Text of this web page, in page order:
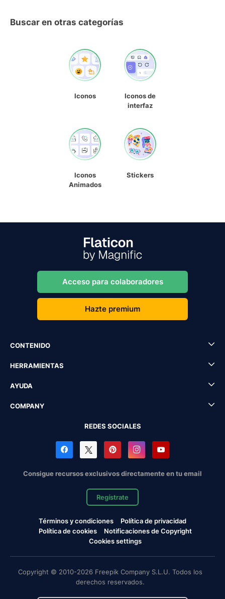
Buscar en otras categorías
Iconos
Iconos de
interfaz
Iconos
Animados
Stickers
Acceso para colaboradores
Hazte premium
CONTENIDO
HERRAMIENTAS
AYUDA
COMPANY
REDES SOCIALES
Consigue recursos exclusivos directamente en tu email
Regístrate
Términos y condiciones
Política de privacidad
Política de cookies
Notificaciones de Copyright
Cookies settings
Copyright © 2010-2026 Freepik Company S.L.U. Todos los
derechos reservados.